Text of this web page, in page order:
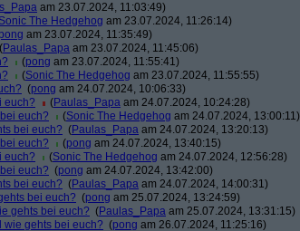
am 23.07.2024, 11:03:49)
Sonic The Hedgehog am 23.07.2024, 11:26:14)
pong am 23.07.2024, 11:35:49)
(Paulas_Papa am 23.07.2024, 11:45:06)
(pong am 23.07.2024, 11:55:41)
(Sonic The Hedgehog am 23.07.2024, 11:55:55)
(pong am 24.07.2024, 10:06:33)
euch?
(Paulas_Papa am 24.07.2024, 10:24:28)
euch?
(Sonic The Hedgehog am 24.07.2024, 13:00:11)
bei euch? (Paulas_Papa am 24.07.2024, 13:20:13)
euch?
(pong am 24.07.2024, 13:40:15)
euch?
(Sonic The Hedgehog am 24.07.2024, 12:56:28)
euch? (pong am 24.07.2024, 13:42:00)
bei euch? (Paulas_Papa am 24.07.2024, 14:00:31)
bei euch? (pong am 25.07.2024, 13:24:59)
gehts bei euch? (Paulas_Papa am 25.07.2024, 13:31:15)
wie gehts bei euch? (pong am 26.07.2024, 11:25:16)